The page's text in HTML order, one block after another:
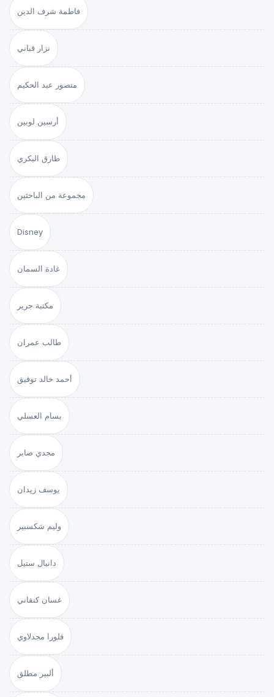
فاطمة شرف الدين
نزار قباني
منصور عبد الحكيم
أرسين لوبين
طارق البكري
مجموعة من الباحثين
Disney
غادة السمان
مكتبة جرير
طالب عمران
أحمد خالد توفيق
بسام العسلي
مجدي صابر
يوسف زيدان
وليم شكسبير
دانيال ستيل
غسان كنفاني
فلورا مجدلاوي
ألبير مطلق